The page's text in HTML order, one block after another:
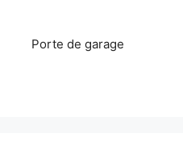
Porte de garage